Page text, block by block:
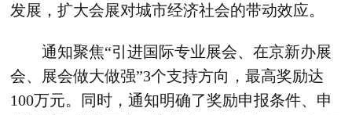
发展，扩大会展对城市经济社会的带动效应。
通知聚焦“引进国际专业展会、在京新办展
会、展会做大做强”3个支持方向，最高奖励达
100万元。同时，通知明确了奖励申报条件、申